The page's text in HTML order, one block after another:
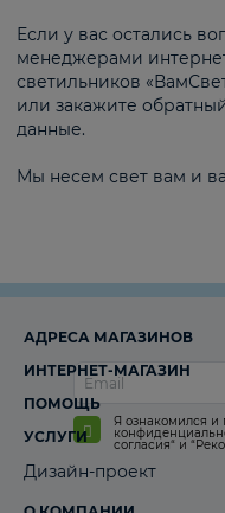
Если у вас остались
менеджерами
светильников
или закажите
данные.
Мы несем свет вам и
Я ознакомился
согласия“ и
АДРЕСА МАГАЗИНОВ
ИНТЕРНЕТ-МАГАЗИН
ПОМОЩЬ
УСЛУГИ
Дизайн-проект